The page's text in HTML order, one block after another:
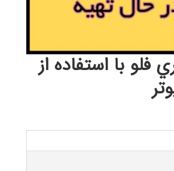
فلو با استفاده از